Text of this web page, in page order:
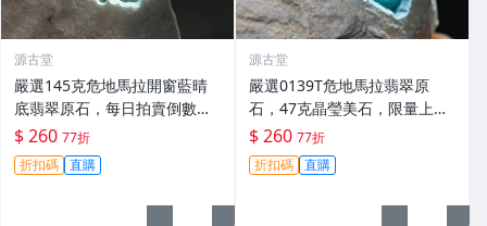
源古堂
嚴選145克危地馬拉開窗藍晴
底翡翠原石，每日拍賣倒數計
時，即刻競拍。危地馬拉翡翠
擬價 藍色翡翠 晶塊 夜拍截標
十一點
$ 260 77折
折扣碼 直購
源古堂
嚴選0139T危地馬拉翡翠原
石，47克晶瑩美石，限量上
拍，今夜11點截標！真實成交
等你來。危地馬拉 翡翠原石 拍
賣
$ 260 77折
折扣碼 直購